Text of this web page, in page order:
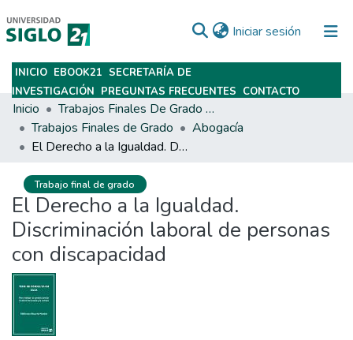
Iniciar sesión (current)
Subir
INICIO EBOOK21 SECRETARÍA DE
INVESTIGACIÓN PREGUNTAS FRECUENTES CONTACTO
Inicio
Trabajos Finales De Grado Y Posgrado
Trabajos Finales de Grado
Abogacía
El Derecho a la Igualdad. Discriminación laboral de personas con discapacidad
Trabajo final de grado
El Derecho a la Igualdad.
Discriminación laboral de personas
con discapacidad